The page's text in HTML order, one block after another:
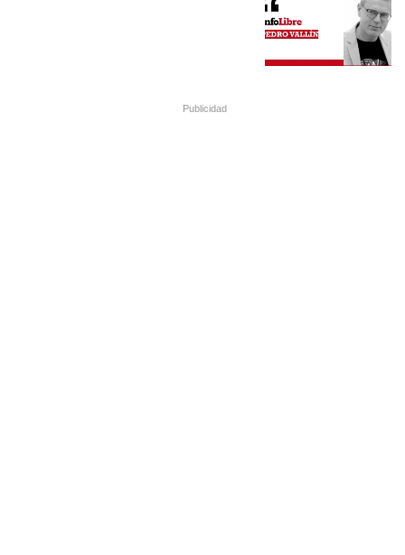
Publicidad